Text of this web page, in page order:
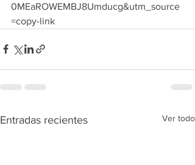
0MEaROWEMBJ8Umducg&utm_source
=copy-link
Entradas recientes Ver todo